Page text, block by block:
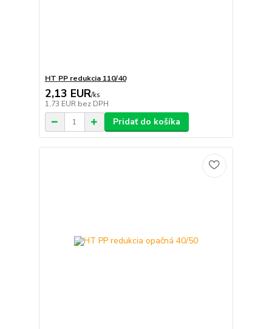
HT PP redukcia 110/40
2,13 EUR/ks
1,73 EUR bez DPH
Pridať do košíka